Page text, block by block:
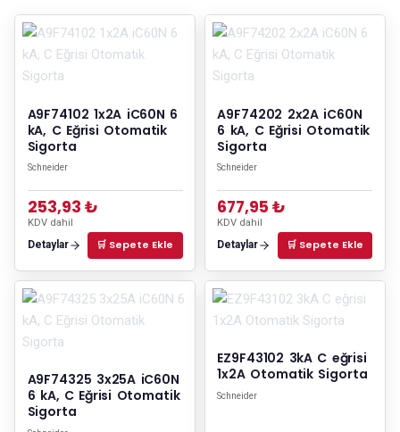
A9F74102 1x2A iC60N 6
kA, C Eğrisi Otomatik
Sigorta
Schneider
253,93 ₺
KDV dahil
Detaylar 🛒 Sepete Ekle
A9F74202 2x2A iC60N
6 kA, C Eğrisi Otomatik
Sigorta
Schneider
677,95 ₺
KDV dahil
Detaylar 🛒 Sepete Ekle
A9F74325 3x25A iC60N
6 kA, C Eğrisi Otomatik
Sigorta
EZ9F43102 3kA C eğrisi
1x2A Otomatik Sigorta
Schneider